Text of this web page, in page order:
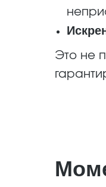
Это не